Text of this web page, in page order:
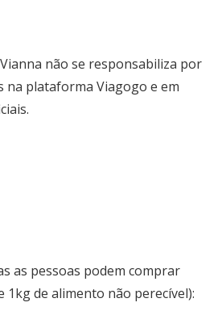
não se responsabiliza por
na plataforma Viagogo e em
as pessoas podem comprar
1kg de alimento não perecível):